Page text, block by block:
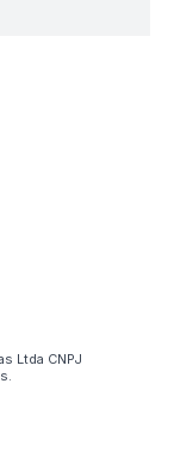
Ltda CNPJ